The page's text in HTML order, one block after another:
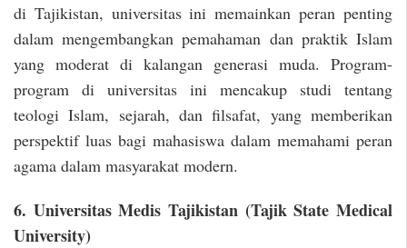
di Tajikistan, universitas ini memainkan peran penting
dalam mengembangkan pemahaman dan praktik Islam
yang moderat di kalangan generasi muda. Program-
program di universitas ini mencakup studi tentang
teologi Islam, sejarah, dan filsafat, yang memberikan
perspektif luas bagi mahasiswa dalam memahami peran
agama dalam masyarakat modern.
6. Universitas Medis Tajikistan (Tajik State Medical
University)